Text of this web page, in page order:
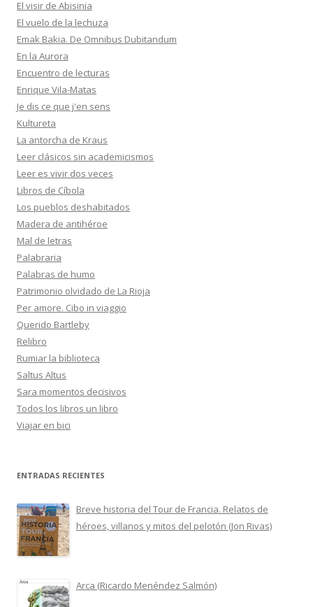
El visir de Abisinia
El vuelo de la lechuza
Emak Bakia. De Omnibus Dubitandum
En la Aurora
Encuentro de lecturas
Enrique Vila-Matas
Je dis ce que j'en sens
Kultureta
La antorcha de Kraus
Leer clásicos sin academicismos
Leer es vivir dos veces
Libros de Cíbola
Los pueblos deshabitados
Madera de antihéroe
Mal de letras
Palabraria
Palabras de humo
Patrimonio olvidado de La Rioja
Per amore. Cibo in viaggio
Querido Bartleby
Relibro
Rumiar la biblioteca
Saltus Altus
Sara momentos decisivos
Todos los libros un libro
Viajar en bici
ENTRADAS RECIENTES
Breve historia del Tour de Francia. Relatos de
héroes, villanos y mitos del pelotón (Jon Rivas)
Arca (Ricardo Menéndez Salmón)